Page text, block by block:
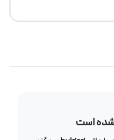
است